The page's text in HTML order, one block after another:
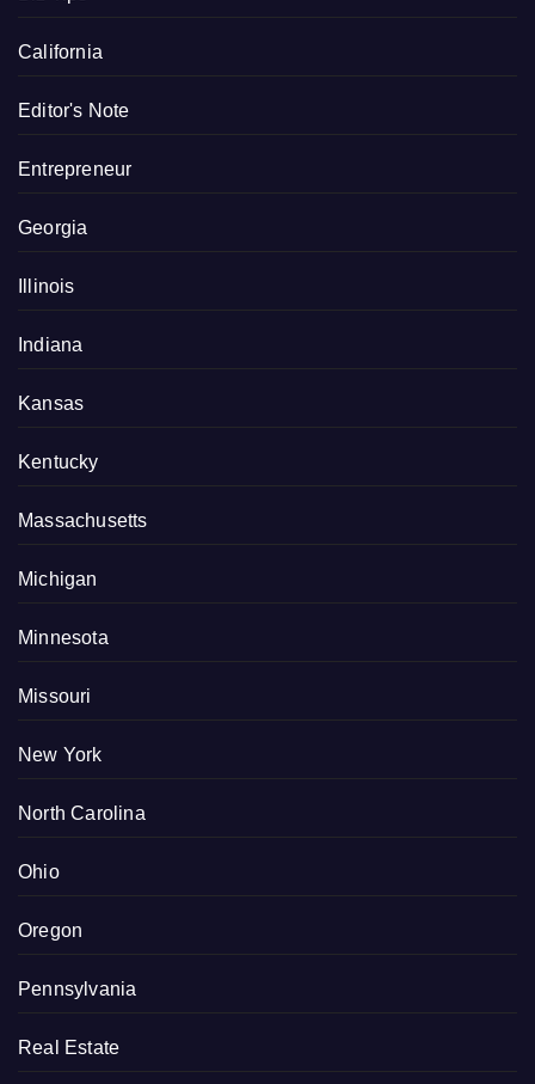
California
Editor's Note
Entrepreneur
Georgia
Illinois
Indiana
Kansas
Kentucky
Massachusetts
Michigan
Minnesota
Missouri
New York
North Carolina
Ohio
Oregon
Pennsylvania
Real Estate